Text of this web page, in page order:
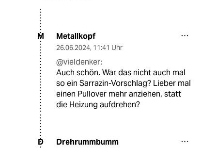
M Metallkopf
26.06.2024, 11:41 Uhr
@vieldenker:
Auch schön. War das nicht auch mal
so ein Sarrazin-Vorschlag? Lieber mal
einen Pullover mehr anziehen, statt
die Heizung aufdrehen?
D Drehrummbumm